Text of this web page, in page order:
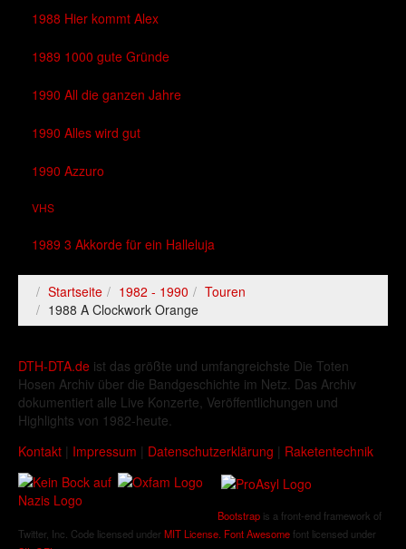
1988 Hier kommt Alex
1989 1000 gute Gründe
1990 All die ganzen Jahre
1990 Alles wird gut
1990 Azzuro
VHS
1989 3 Akkorde für ein Halleluja
Startseite 1982 - 1990
Touren
1988 A Clockwork Orange
DTH-DTA.de ist das größte und umfangreichste Die Toten
Hosen Archiv über die Bandgeschichte im Netz. Das Archiv
dokumentiert alle Live Konzerte, Veröffentlichungen und
Highlights von 1982-heute.
Kontakt | Impressum | Datenschutzerklärung | Raketentechnik
Bootstrap is a front-end framework of
Twitter, Inc. Code licensed under MIT License. Font Awesomefont licensed under